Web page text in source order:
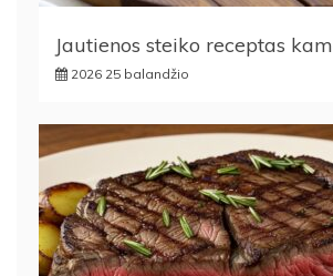
Jautienos steiko receptas
2026 25 balandžio